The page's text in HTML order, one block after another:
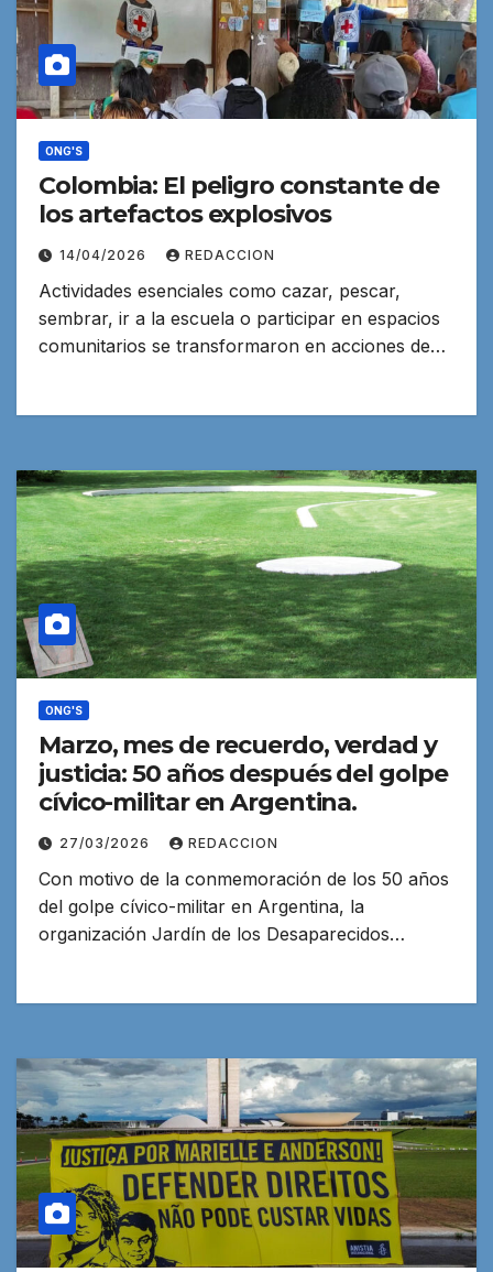
ONG'S
Colombia: El peligro constante de
los artefactos explosivos
14/04/2026 REDACCION
Actividades esenciales como cazar, pescar,
sembrar, ir a la escuela o participar en espacios
comunitarios se transformaron en acciones de…
ONG'S
Marzo, mes de recuerdo, verdad y
justicia: 50 años después del golpe
cívico-militar en Argentina.
27/03/2026 REDACCION
Con motivo de la conmemoración de los 50 años
del golpe cívico-militar en Argentina, la
organización Jardín de los Desaparecidos…